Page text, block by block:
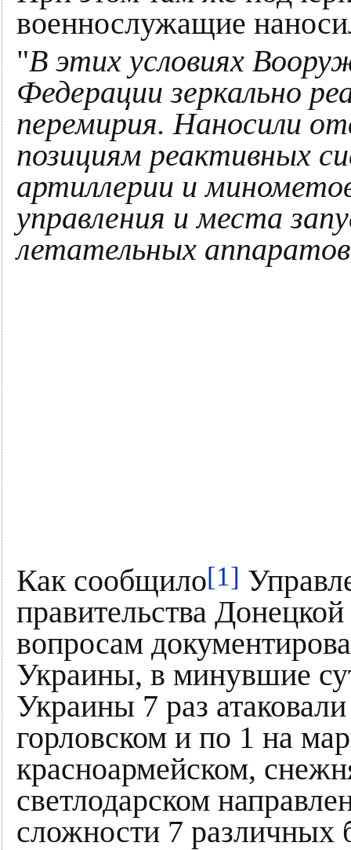
военнослужащие
"В этих условиях
Федерации зеркально
перемирия. Наносили
позициям реактивных
артиллерии и
управления и места
летательных
Как сообщило[1]
правительства
вопросам
Украины, в минувшие
Украины 7 раз
горловском и по 1 на
красноармейском,
светлодарском
сложности 7 различных